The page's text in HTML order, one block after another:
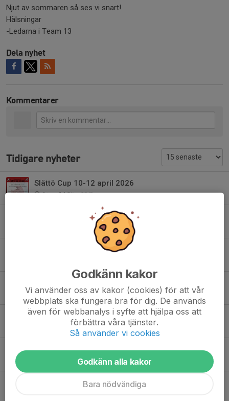
Njut av sommaren så ses vi snart!
Hälsningar
-Ledarna i Team 13
Dela nyhet
Kommentarer
Tidigare nyheter
Slättö Cup 10-12 april 2026
4 jan, 14:15 0
Hyra av skåp i stallet!
12 mar 2024 0
Info som vi tog upp på föräldramötet
13 okt 2023 0
Isschema
18 aug 2023 0
Nya istider vecka 34
Godkänn kakor
Vi använder oss av kakor (cookies) för att vår
webbplats ska fungera bra för dig. De används
även för webbanalys i syfte att hjälpa oss att
förbättra våra tjänster.
Så använder vi cookies
Godkänn alla kakor
Bara nödvändiga